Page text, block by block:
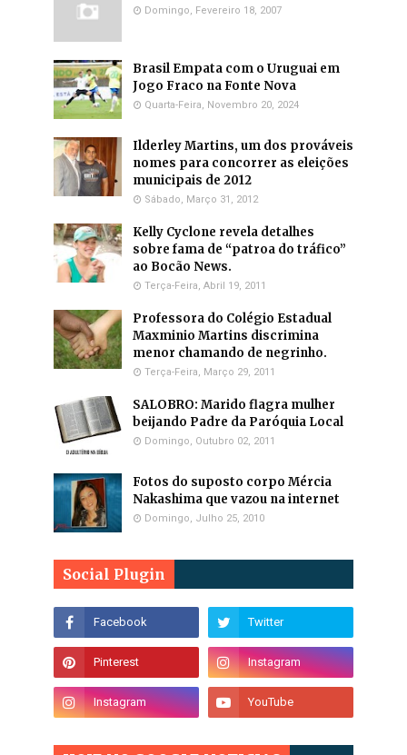
Domingo, Fevereiro 18, 2007
Brasil Empata com o Uruguai em
Jogo Fraco na Fonte Nova
Quarta-Feira, Novembro 20, 2024
Ilderley Martins, um dos prováveis
nomes para concorrer as eleições
municipais de 2012
Sábado, Março 31, 2012
Kelly Cyclone revela detalhes
sobre fama de “patroa do tráfico”
ao Bocão News.
Terça-Feira, Abril 19, 2011
Professora do Colégio Estadual
Maxminio Martins discrimina
menor chamando de negrinho.
Terça-Feira, Março 29, 2011
SALOBRO: Marido flagra mulher
beijando Padre da Paróquia Local
Domingo, Outubro 02, 2011
Fotos do suposto corpo Mércia
Nakashima que vazou na internet
Domingo, Julho 25, 2010
Social Plugin